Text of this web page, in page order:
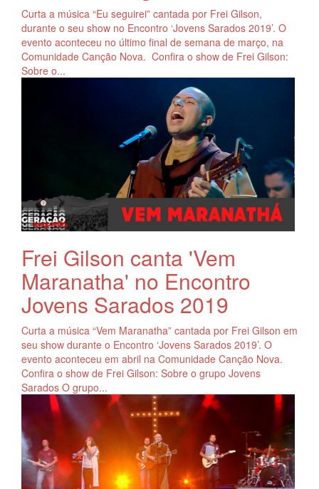
Curta a música “Eu seguirei” cantada por Frei Gilson,
durante o seu show no Encontro ‘Jovens Sarados 2019’. O
evento aconteceu no último final de semana de março, na
Comunidade Canção Nova. Confira o show de Frei Gilson:
Sobre o...
Frei Gilson canta 'Vem
Maranatha' no Encontro
Jovens Sarados 2019
Curta a música “Vem Maranatha” cantada por Frei Gilson em
seu show durante o Encontro ‘Jovens Sarados 2019’. O
evento aconteceu em abril na Comunidade Canção Nova.
Confira o show de Frei Gilson: Sobre o grupo Jovens
Sarados O grupo...